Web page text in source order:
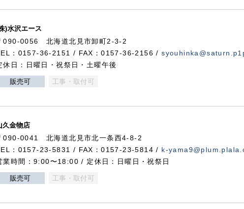
)水沢エース
090-0056 北海道北見市卸町2-3-2
：0157-36-2151 / FAX：0157-36-2156 /
休日：日曜日・祝祭日・土曜午後
販売可 工事・取付可
久金物店
090-0041 北海道北見市北一条西4-8-2
：0157-23-5831 / FAX：0157-23-5814 / k-
業時間：9:00〜18:00 / 定休日：日曜日・祝祭日
販売可 工事・取付可